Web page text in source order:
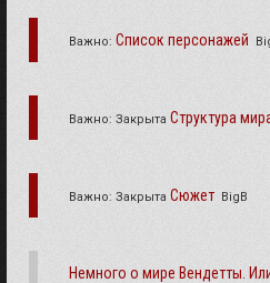
Важно: Список персонажей
Важно: Закрыта Структура
Важно: Закрыта Сюжет BigB
Немного о мире Вендетты.